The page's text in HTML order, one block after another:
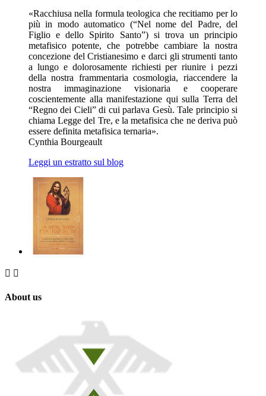
«Racchiusa nella formula teologica che recitiamo per lo
più in modo automatico (“Nel nome del Padre, del
Figlio e dello Spirito Santo”) si trova un principio
metafisico potente, che potrebbe cambiare la nostra
concezione del Cristianesimo e darci gli strumenti tanto
a lungo e dolorosamente richiesti per riunire i pezzi
della nostra frammentaria cosmologia, riaccendere la
nostra immaginazione visionaria e cooperare
coscientemente alla manifestazione qui sulla Terra del
“Regno dei Cieli” di cui parlava Gesù. Tale principio si
chiama Legge del Tre, e la metafisica che ne deriva può
essere definita metafisica ternaria».
Cynthia Bourgeault
Leggi un estratto sul blog
 
About us